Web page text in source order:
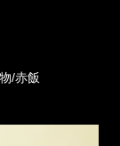
/赤飯